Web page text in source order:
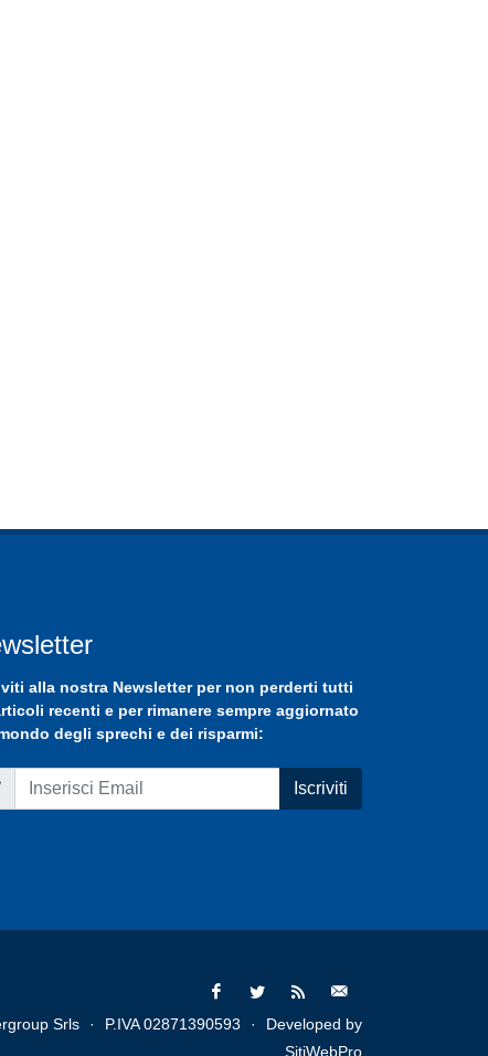
alla nostra Newsletterper non perderti tutti
recenti e per rimanere sempre aggiornato
degli sprechi e dei risparmi:
Iscriviti
Srls · P.IVA 02871390593 ·
Developed by
SitiWebPro